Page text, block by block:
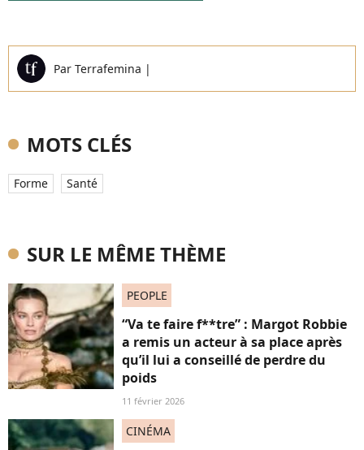
Par Terrafemina |
MOTS CLÉS
Forme Santé
SUR LE MÊME THÈME
PEOPLE
“Va te faire f**tre” : Margot Robbie
a remis un acteur à sa place après
qu’il lui a conseillé de perdre du
poids
11 février 2026
CINÉMA